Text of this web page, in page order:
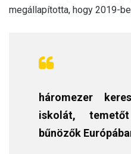
megállapította, hogy 2019-
háromezer
iskolát,
bűnözők